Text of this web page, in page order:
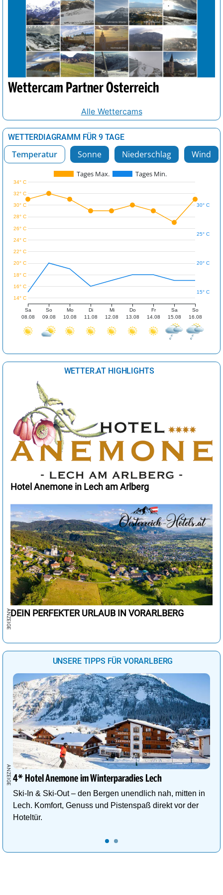
Wettercam Partner Österreich
Alle Wettercams
WETTERDIAGRAMM FÜR 9 TAGE
Temperatur Sonne Niederschlag Wind
Tages Max. Tages Min.
Sa
08.08
So
09.08
Mo
10.08
Di
11.08
Mi
12.08
Do
13.08
Fr
14.08
Sa
15.08
So
16.08
14° C
16° C
18° C
20° C
22° C
24° C
26° C
28° C
30° C
32° C
34° C
15° C
20° C
25° C
30° C
WETTER.AT HIGHLIGHTS
Hotel Anemone in Lech am Arlberg
DEIN PERFEKTER URLAUB IN VORARLBERG
UNSERE TIPPS FÜR VORARLBERG
4* Hotel Anemone im Winterparadies Lech
Ski-In & Ski-Out – den Bergen unendlich nah, mitten in
Lech. Komfort, Genuss und Pistenspaß direkt vor der
Hoteltür.